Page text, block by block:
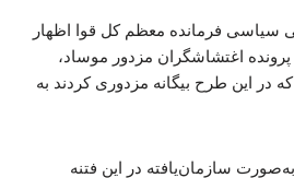
سیاسی فرمانده معظم کل قوا اظهار
اغتشاشگران مزدور موساد،
در این طرح بیگانه مزدوری کردند به
سازمان‌یافته در این فتنه